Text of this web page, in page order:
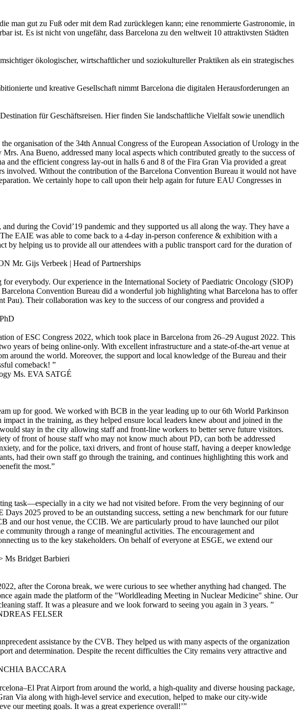
man gut zu Fuß oder mit dem Rad zurücklegen kann; eine renommierte Gastronomie, in
ist. Es ist nicht von ungefähr, dass Barcelona zu den weltweit 10 attraktivsten Städten
ökologischer, wirtschaftlicher und soziokultureller Praktiken als ein strategisches
und kreative Gesellschaft nimmt Barcelona die digitalen Herausforderungen an
für Geschäftsreisen. Hier finden Sie landschaftliche Vielfalt sowie unendlich
organisation of the 34th Annual Congress of the European Association of Urology in the
Ana Bueno, addressed many local aspects which contributed greatly to the success of
the efficient congress lay-out in halls 6 and 8 of the Fira Gran Via provided a great
involved. Without the contribution of the Barcelona Convention Bureau it would not have
We certainly hope to call upon their help again for future EAU Congresses in
during the Covid’19 pandemic and they supported us all along the way. They have a
EAIE was able to come back to a 4-day in-person conference & exhibition with a
by helping us to provide all our attendees with a public transport card for the duration of
Mr. Gijs Verbeek | Head of Partnerships
everybody. Our experience in the International Society of Paediatric Oncology (SIOP)
Convention Bureau did a wonderful job highlighting what Barcelona has to offer
Their collaboration was key to the success of our congress and provided a
of ESC Congress 2022, which took place in Barcelona from 26–29 August 2022. This
years of being online-only. With excellent infrastructure and a state-of-the-art venue at
around the world. Moreover, the support and local knowledge of the Bureau and their
comeback! ”
Ms. EVA SATGÉ
up for good. We worked with BCB in the year leading up to our 6th World Parkinson
in the training, as they helped ensure local leaders knew about and joined in the
stay in the city allowing staff and front-line workers to better serve future visitors.
of front of house staff who may not know much about PD, can both be addressed
and for the police, taxi drivers, and front of house staff, having a deeper knowledge
had their own staff go through the training, and continues highlighting this work and
the most.”
task—especially in a city we had not visited before. From the very beginning of our
2025 proved to be an outstanding success, setting a new benchmark for our future
and our host venue, the CCIB. We are particularly proud to have launched our pilot
through a range of meaningful activities. The encouragement and
us to the key stakeholders. On behalf of everyone at ESGE, we extend our
Ms Bridget Barbieri
after the Corona break, we were curious to see whether anything had changed. The
again made the platform of the "Worldleading Meeting in Nuclear Medicine" shine. Our
staff. It was a pleasure and we look forward to seeing you again in 3 years. ”
FELSER
assistance by the CVB. They helped us with many aspects of the organization
and determination. Despite the recent difficulties the City remains very attractive and
BACCARA
Prat Airport from around the world, a high-quality and diverse housing package,
Via along with high-level service and execution, helped to make our city-wide
our meeting goals. It was a great experience overall!’”